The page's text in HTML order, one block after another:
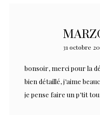
31 octobre
bonsoir, merci pour la
bien détaillé, j’aime
je pense faire un p’tit